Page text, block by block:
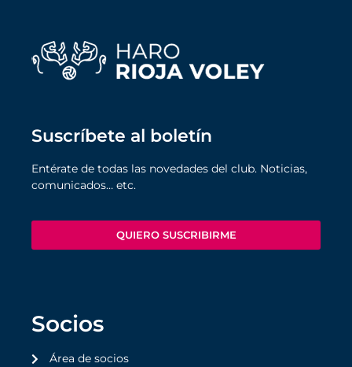
Suscríbete al boletín
Entérate de todas las novedades del club. Noticias,
comunicados… etc.
QUIERO SUSCRIBIRME
Socios
Área de socios